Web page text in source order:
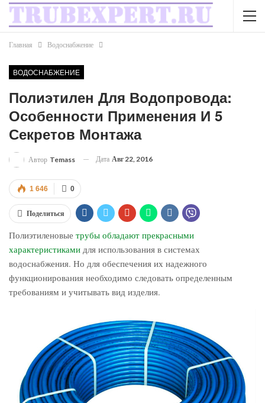
Главная Водоснабжение
ВОДОСНАБЖЕНИЕ
Полиэтилен Для Водопровода:
Особенности Применения И 5
Секретов Монтажа
Автор Temass Дата Авг 22, 2016
0
1 646
Поделиться
Полиэтиленовые трубы обладают прекрасными
характеристиками для использования в системах
водоснабжения. Но для обеспечения их надежного
функционирования необходимо следовать определенным
требованиям и учитывать вид изделия.